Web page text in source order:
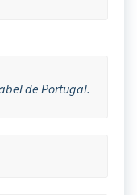
de Portugal.